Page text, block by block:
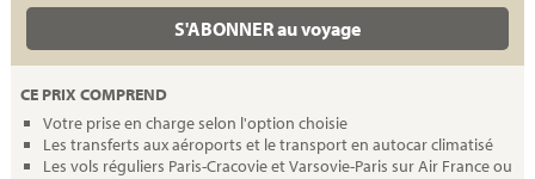
S'ABONNER au voyage
CE PRIX COMPREND
Votre prise en charge selon l'option choisie
Les transferts aux aéroports et le transport en autocar climatisé
Les vols réguliers Paris-Cracovie et Varsovie-Paris sur Air France ou